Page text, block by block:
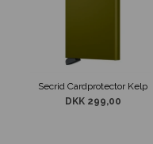
Secrid Cardprotector Kelp
DKK 299,00